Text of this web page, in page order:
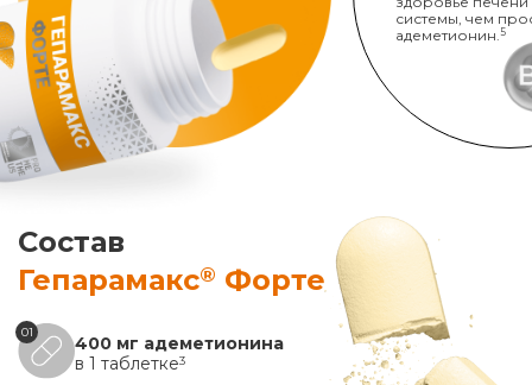
системы, чем
адеметионин. 5
Состав
Гепарамакс® Форте
01
400 мг адеметионина
в 1 таблетке3